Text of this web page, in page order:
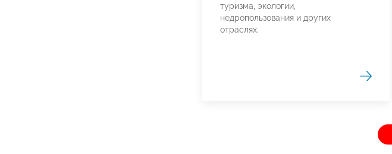
туризма, экологии,
недропользования и других
отраслях.